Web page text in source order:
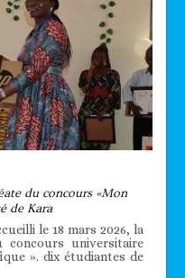
du concours «Mon
de Kara
le 18 mars 2026, la
universitaire
». dix étudiantes de